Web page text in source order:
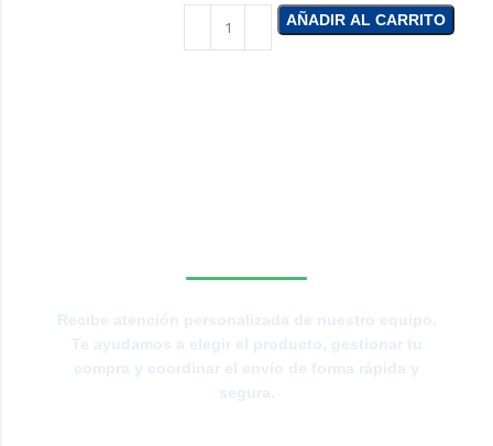
AÑADIR AL CARRITO
Recibe atención personalizada de nuestro equipo.
Te ayudamos a elegir el producto, gestionar tu
compra y coordinar el envío de forma rápida y
segura.